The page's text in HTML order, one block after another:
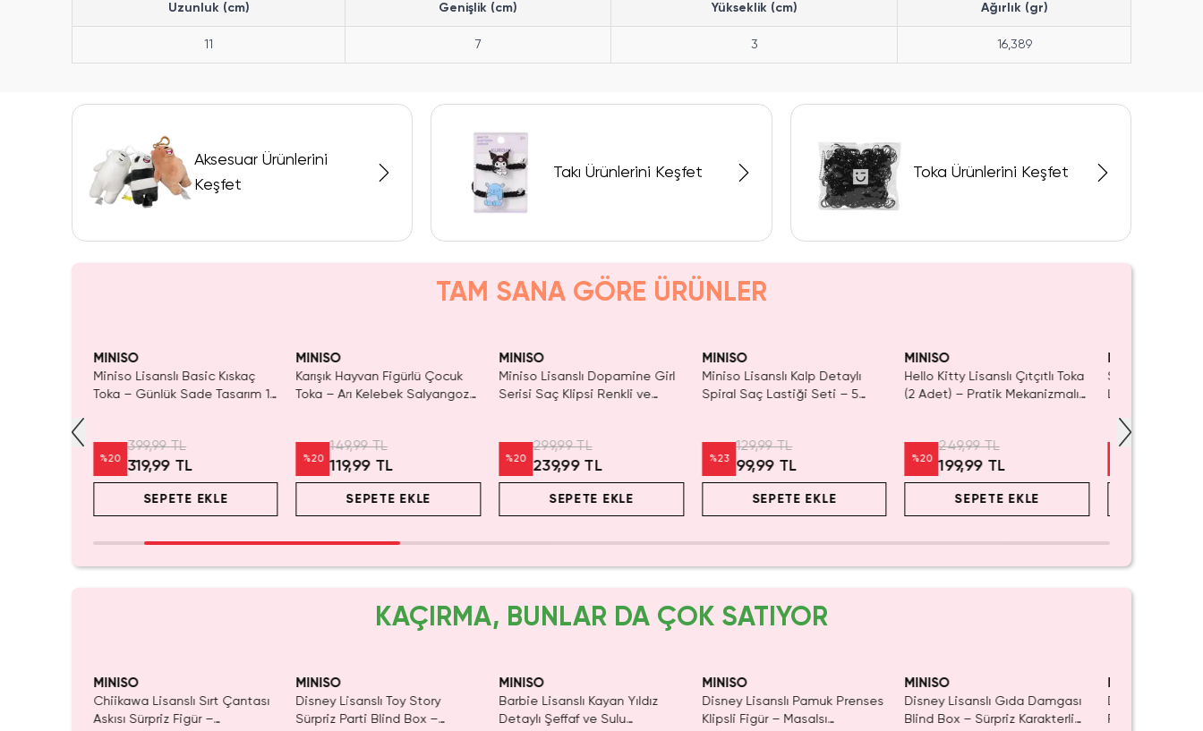
Uzunluk (cm) Genişlik (cm) Yükseklik (cm) Ağırlık (gr)
11 7 3 16,389
Aksesuar Ürünlerini
Keşfet
Takı Ürünlerini Keşfet Toka Ürünlerini Keşfet
TAM SANA GÖRE ÜRÜNLER
MINISO
Miniso Lisanslı Basic Kıskaç
Toka – Günlük Sade Tasarım 12
%20
399,99 TL
319,99 TL
SEPETE EKLE
MINISO
Karışık Hayvan Figürlü Çocuk
Toka – Arı Kelebek Salyangoz
%20
149,99 TL
119,99 TL
SEPETE EKLE
MINISO
Miniso Lisanslı Dopamine Girl
Serisi Saç Klipsi Renkli ve
%20
299,99 TL
239,99 TL
SEPETE EKLE
MINISO
Miniso Lisanslı Kalp Detaylı
Spiral Saç Lastiği Seti – 5
%23
129,99 TL
99,99 TL
SEPETE EKLE
MINISO
Hello Kitty Lisanslı Çıtçıtlı Toka
(2 Adet) – Pratik Mekanizmalı
%20
249,99 TL
199,99 TL
SEPETE EKLE
Sanrio Lisanslı
Lastiği – Esnek
KAÇIRMA, BUNLAR DA ÇOK SATIYOR
MINISO
Chiikawa Lisanslı Sırt Çantası
Askısı Sürpriz Figür –
MINISO
Disney Lisanslı Toy Story
Sürpriz Parti Blind Box –
MINISO
Barbie Lisanslı Kayan Yıldız
Detaylı Şeffaf ve Sulu
MINISO
Disney Lisanslı Pamuk Prenses
Klipsli Figür – Masalsı
MINISO
Disney Lisanslı Gıda Damgası
Blind Box – Sürpriz Karakterli
Disney Lisanslı
Figür Blind Box